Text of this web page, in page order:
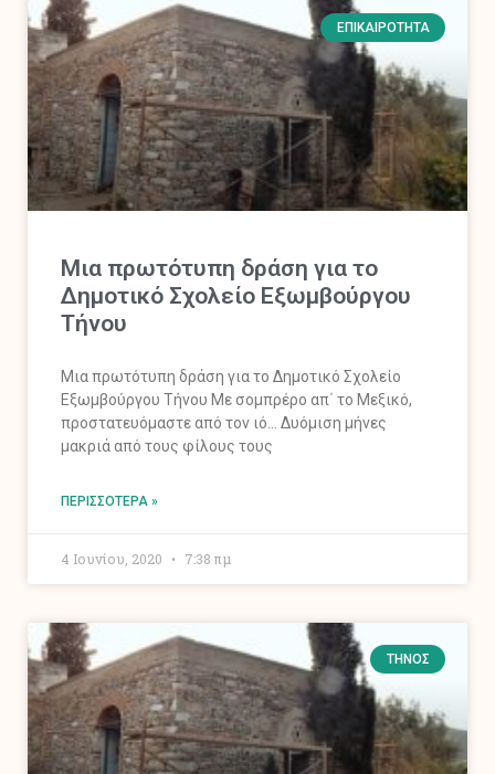
ΕΠΙΚΑΙΡΌΤΗΤΑ
Μια πρωτότυπη δράση για το
Δημοτικό Σχολείο Εξωμβούργου
Τήνου
Μια πρωτότυπη δράση για το Δημοτικό Σχολείο
Εξωμβούργου Τήνου Με σομπρέρο απ΄ το Μεξικό,
προστατευόμαστε από τον ιό… Δυόμιση μήνες
μακριά από τους φίλους τους
ΠΕΡΙΣΣΌΤΕΡΑ »
4 Ιουνίου, 2020 7:38 πμ
ΤΉΝΟΣ